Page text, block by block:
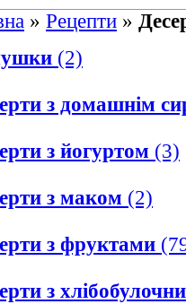
» Рецепти »
(2)
з домашнім
з йогуртом (3)
з маком (2)
з фруктами
з